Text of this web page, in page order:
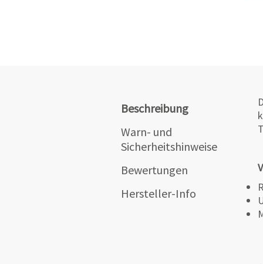
Beschreibung
Warn- und
Sicherheitshinweise
Bewertungen
Hersteller-Info